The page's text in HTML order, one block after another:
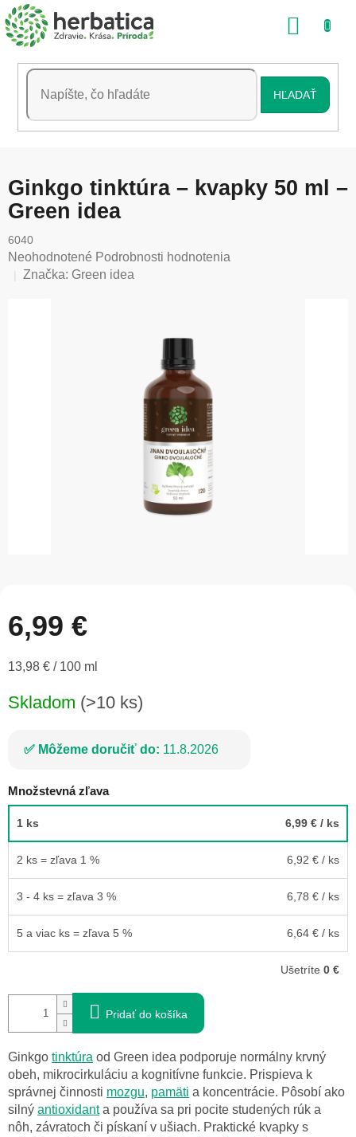
Prejsť
na
obsah
HĽADAŤ
Ginkgo tinktúra – kvapky 50 ml –
Green idea
6040
Priemerné
hodnotenie
Neohodnotené Podrobnosti hodnotenia
Značka: Green idea
6,99 €
Jednotková
13,98 € / 100 ml
Skladom (>10 ks)
Môžeme doručiť do: 11.8.2026
Množstevná zľava
1 ks 6,99 € / ks
2 ks = zľava 1 % 6,92 € / ks
3 - 4 ks = zľava 3 % 6,78 € / ks
5 a viac ks = zľava 5 % 6,64 € / ks
Ušetríte 0 €
Pridať do košíka
Ginkgo tinktúra od Green idea podporuje normálny krvný
obeh, mikrocirkuláciu a kognitívne funkcie. Prispieva k
správnej činnosti mozgu, pamäti a koncentrácie. Pôsobí ako
silný antioxidant a používa sa pri pocite studených rúk a
nôh, závratoch či pískaní v ušiach. Praktické kvapky s